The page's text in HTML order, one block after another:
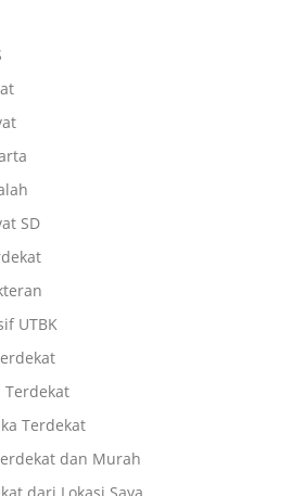
SD
UTBK
Terdekat
Terdekat
dan Murah